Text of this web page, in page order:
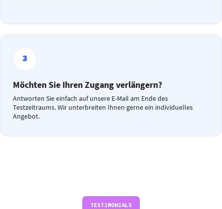
Möchten Sie Ihren Zugang verlängern?
Antworten Sie einfach auf unsere E-Mail am Ende des
Testzeitraums. Wir unterbreiten Ihnen gerne ein individuelles
Angebot.
TESTIMONIALS